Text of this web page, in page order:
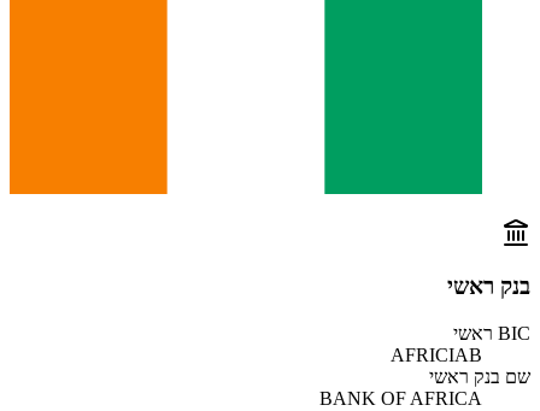
בנק ראשי
BIC ראשי
AFRICIAB
שם בנק ראשי
BANK OF AFRICA